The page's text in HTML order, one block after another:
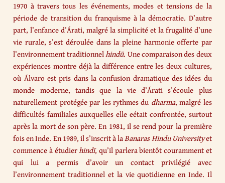
1970 à travers tous les événements, modes et tensions de la
période de transition du franquisme à la démocratie. D’autre
part, l’enfance d’Árati, malgré la simplicité et la frugalité d’une
vie rurale, s’est déroulée dans la pleine harmonie offerte par
l’environnement traditionnelhindū. Une comparaison des deux
expériences montre déjà la différence entre les deux cultures,
où Álvaro est pris dans la confusion dramatique des idées du
monde moderne, tandis que la vie d’Árati s’écoule plus
naturellement protégée par les rythmes du dharma, malgré les
difficultés familiales auxquelles elle eétait confrontée, surtout
après la mort de son père. En 1981, il se rend pour la première
fois en Inde. En 1989, il s’inscrit à laBanaras Hindu Universityet
commence à étudierhindī, qu’il parlera bientôt couramment et
qui lui a permis d’avoir un contact privilégié avec
l’environnement traditionnel et la vie quotidienne en Inde. Il